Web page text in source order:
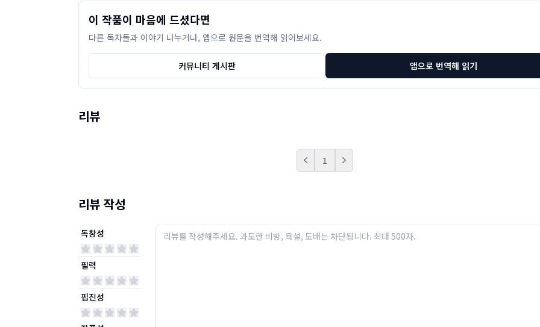
이 작품이 마음에 드셨다면
다른 독자들과 이야기 나누거나, 앱으로 원문을 번역해 읽어보세요.
커뮤니티 게시판 앱으로 번역해 읽기
리뷰
Prev 1 Next
리뷰 작성
독창성
필력
핍진성